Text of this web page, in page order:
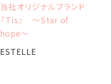
当社オリジナルブランド
『Tis』 ～Star of
hope～
ESTELLE